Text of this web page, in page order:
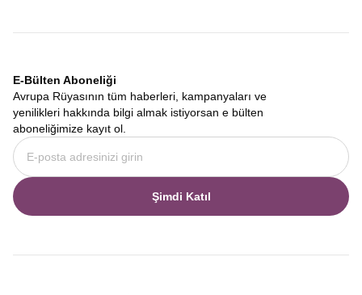
7 Gün İsviçre Almanya Turu
Zamanı kısıtlı olan ancak görmek istediği yerlerden taviz vermek
istemeyenler için hazırladığımız 7 Gün İsviçre Almanya Turu
optimum süre ve maksimum verim ilkesiyle planlanmıştır. Bir
hafta gibi kısa bir sürede, hem İsviçre’nin en önemli zirvelerini ve
göllerini hem de Almanya’nın en ünlü kasabalarını ve şatolarını
görebilmeniz için lojistik detaylar en ince ayrıntısına kadar
düşünülmüştür. Her sabah yeni bir ülkede veya şehirde
uyanmanın heyecanını yaşarken, yorucu olmayan bir tempoyla
bölgenin tadını çıkarmanız sağlanır.
E-Bülten Aboneliği
Avrupa Rüyasının tüm haberleri, kampanyaları ve
yenilikleri hakkında bilgi almak istiyorsan e bülten
aboneliğimize kayıt ol.
Şimdi Katıl